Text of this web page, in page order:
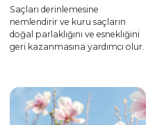
Saçları derinlemesine
nemlendirir ve kuru saçların
doğal parlaklığını ve esnekliğini
geri kazanmasına yardımcı olur.